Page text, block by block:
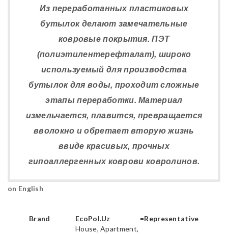
Из переработанных пластиковых
бутылок делают замечательные
ковровые покрытия. ПЭТ
(полиэтилентерефталат), широко
используемый для производства
бутылок для воды, проходит сложные
этапы переработки. Материал
измельчается, плавится, превращается
вволокно и обретает вторую жизнь
ввиде красивых, прочных
гипоаллергенных коврови ковролинов.
on English
Brand EcoPol.Uz =Representative
House, Apartment,